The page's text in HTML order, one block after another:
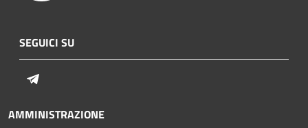
SEGUICI SU
AMMINISTRAZIONE